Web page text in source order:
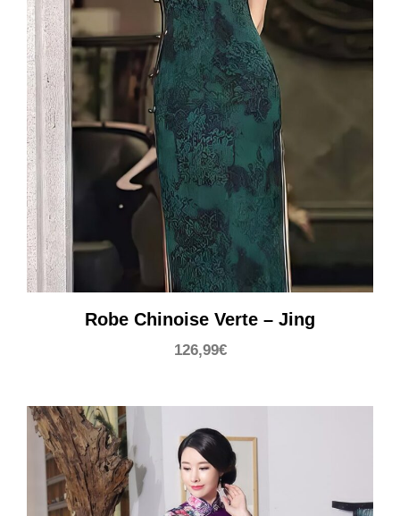
Robe Chinoise Verte – Jing
126,99€